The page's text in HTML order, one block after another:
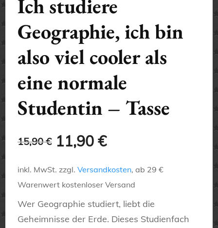
Ich studiere
Geographie, ich bin
also viel cooler als
eine normale
Studentin – Tasse
15,90€ Ursprünglicher
Preis
war:
15,90 €
11,90€Aktueller
Preis
ist:
11,90 €.
inkl. MwSt. zzgl.Versandkosten, ab 29 €
Warenwert kostenloser Versand
Wer Geographie studiert, liebt die
Geheimnisse der Erde. Dieses Studienfach